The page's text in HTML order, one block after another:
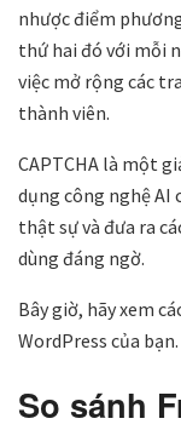
nhược điểm
thứ hai đó với mỗi
việc mở rộng các
thành viên.
CAPTCHA là một
dụng công nghệ AI
thật sự và đưa ra
dùng đáng ngờ.
Bây giờ, hãy xem
WordPress của bạn.
So sánh